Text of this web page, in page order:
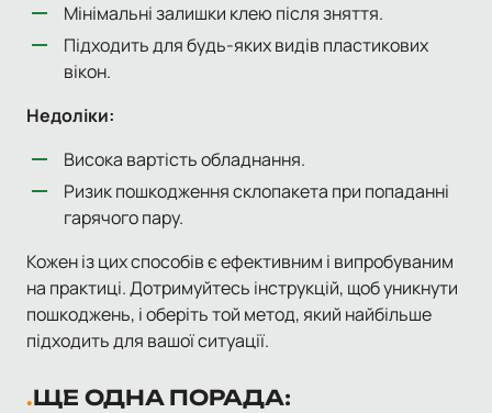
Мінімальні залишки клею після зняття.
Підходить для будь-яких видів пластикових
вікон.
Недоліки:
Висока вартість обладнання.
Ризик пошкодження склопакета при попаданні
гарячого пару.
Кожен із цих способів є ефективним і випробуваним
на практиці. Дотримуйтесь інструкцій, щоб уникнути
пошкоджень, і оберіть той метод, який найбільше
підходить для вашої ситуації.
ЩЕ ОДНА ПОРАДА: